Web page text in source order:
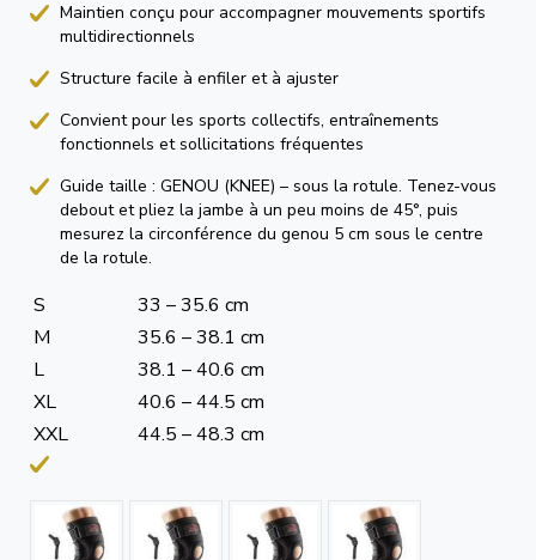
Maintien conçu pour accompagner mouvements sportifs
multidirectionnels
Structure facile à enfiler et à ajuster
Convient pour les sports collectifs, entraînements
fonctionnels et sollicitations fréquentes
Guide taille : GENOU (KNEE) – sous la rotule. Tenez-vous
debout et pliez la jambe à un peu moins de 45°, puis
mesurez la circonférence du genou 5 cm sous le centre
de la rotule.
S
33 – 35.6 cm
M
35.6 – 38.1 cm
L
38.1 – 40.6 cm
XL
40.6 – 44.5 cm
XXL
44.5 – 48.3 cm